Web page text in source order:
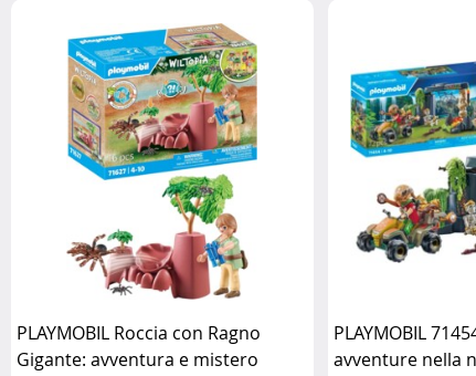
PLAYMOBIL Roccia con Ragno
Gigante: avventura e mistero
PLAYMOBIL
avventure nella